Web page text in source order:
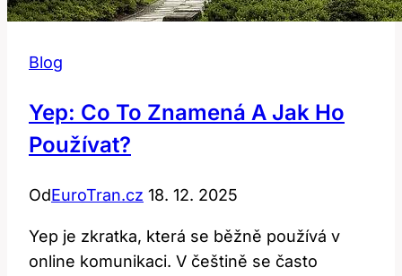
Blog
Yep: Co To Znamená A Jak Ho
Používat?
OdEuroTran.cz 18. 12. 2025
Yep je zkratka, která se běžně používá v
online komunikaci. V češtině se často